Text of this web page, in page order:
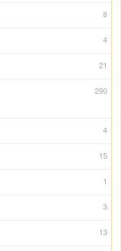
8
4
21
290
4
15
1
3
13